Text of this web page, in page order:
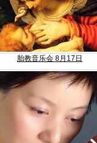
胎教音乐会 8月17日